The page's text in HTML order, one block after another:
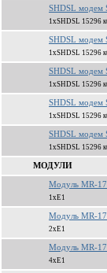
SHDSL модем
1xSHDSL 15296
SHDSL модем
1xSHDSL 15296
SHDSL модем
1xSHDSL 15296
SHDSL модем
1xSHDSL 15296
SHDSL модем
1xSHDSL 15296
МОДУЛИ
Модуль MR-
1xЕ1
Модуль MR-
2xЕ1
Модуль MR-
4xЕ1